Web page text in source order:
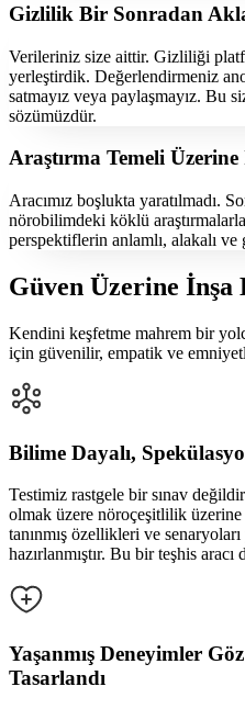
Gizlilik Bir Sonradan
Verileriniz size aittir. Gizliliği
yerleştirdik. Değerlendirmeniz
satmayız veya paylaşmayız. Bu
sözümüzdür.
Araştırma Temeli
Aracımız boşlukta yaratılmadı.
nörobilimdeki köklü araştırmalarla
perspektiflerin anlamlı, alakalı ve
Güven Üzerine
Kendini keşfetme mahrem bir
için güvenilir, empatik ve
Bilime Dayalı,
Testimiz rastgele bir sınav
olmak üzere nöroçeşitlilik üzerine
tanınmış özellikleri ve
hazırlanmıştır. Bu bir teşhis aracı
Yaşanmış Deneyimler
Tasarlandı